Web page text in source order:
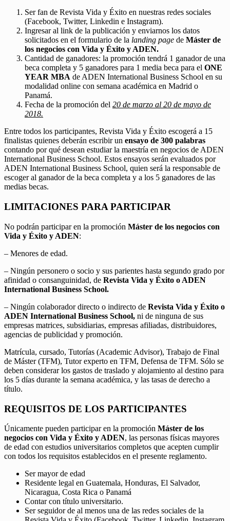
Ser fan de Revista Vida y Éxito en nuestras redes sociales
(Facebook, Twitter, Linkedin e Instagram).
Ingresar al link de la publicación y enviarnos los datos
solicitados en el formulario de la landing page de Máster de
los negocios con Vida y Éxito y ADEN.
Cantidad de ganadores: la promoción tendrá 1 ganador de una
beca completa y 5 ganadores para 1 media beca para el ONE
YEAR MBA de ADEN International Business School en su
modalidad online con semana académica en Madrid o
Panamá.
Fecha de la promoción del 20 de marzo al 20 de mayo de
2018.
Entre todos los participantes, Revista Vida y Éxito escogerá a 15
finalistas quienes deberán escribir un ensayo de 300 palabras
contando por qué desean estudiar la maestría en negocios de ADEN
International Business School. Estos ensayos serán evaluados por
ADEN International Business School, quien será la responsable de
escoger al ganador de la beca completa y a los 5 ganadores de las
medias becas.
LIMITACIONES PARA PARTICIPAR
No podrán participar en la promoción Máster de los negocios con
Vida y Éxito y ADEN:
– Menores de edad.
– Ningún personero o socio y sus parientes hasta segundo grado por
afinidad o consanguinidad, de Revista Vida y Éxito o ADEN
International Business School.
– Ningún colaborador directo o indirecto de Revista Vida y Éxito o
ADEN International Business School, ni de ninguna de sus
empresas matrices, subsidiarias, empresas afiliadas, distribuidores,
agencias de publicidad y promoción.
Matrícula, cursado, Tutorías (Academic Advisor), Trabajo de Final
de Máster (TFM), Tutor experto en TFM, Defensa de TFM. Sólo se
deben considerar los gastos de traslado y alojamiento al destino para
los 5 días durante la semana académica, y las tasas de derecho a
título.
REQUISITOS DE LOS PARTICIPANTES
Únicamente pueden participar en la promoción Máster de los
negocios con Vida y Éxito y ADEN, las personas físicas mayores
de edad con estudios universitarios completos que acepten cumplir
con todos los requisitos establecidos en el presente reglamento.
Ser mayor de edad
Residente legal en Guatemala, Honduras, El Salvador,
Nicaragua, Costa Rica o Panamá
Contar con título universitario.
Ser seguidor de al menos una de las redes sociales de la